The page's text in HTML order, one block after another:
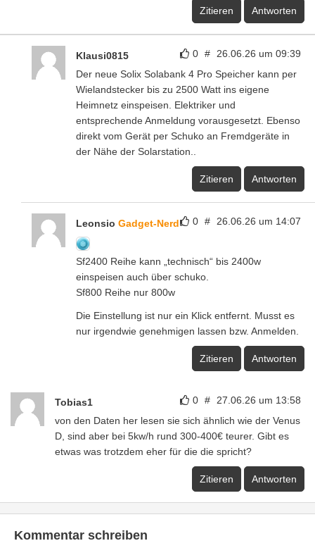
Zitieren Antworten
0 # 26.06.26 um 09:39
Klausi0815
Der neue Solix Solabank 4 Pro Speicher kann per
Wielandstecker bis zu 2500 Watt ins eigene
Heimnetz einspeisen. Elektriker und
entsprechende Anmeldung vorausgesetzt. Ebenso
direkt vom Gerät per Schuko an Fremdgeräte in
der Nähe der Solarstation..
Zitieren Antworten
0 # 26.06.26 um 14:07
Leonsio Gadget-Nerd
Sf2400 Reihe kann „technisch“ bis 2400w
einspeisen auch über schuko.
Sf800 Reihe nur 800w
Die Einstellung ist nur ein Klick entfernt. Musst es
nur irgendwie genehmigen lassen bzw. Anmelden.
Zitieren Antworten
0 # 27.06.26 um 13:58
Tobias1
von den Daten her lesen sie sich ähnlich wie der Venus
D, sind aber bei 5kw/h rund 300-400€ teurer. Gibt es
etwas was trotzdem eher für die die spricht?
Zitieren Antworten
Kommentar schreiben